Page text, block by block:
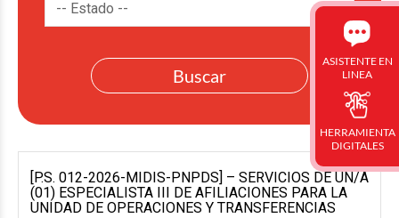
[P.S. 012-2026-MIDIS-PNPDS] – SERVICIOS DE UN/A
(01) ESPECIALISTA III DE AFILIACIONES PARA LA
UNIDAD DE OPERACIONES Y TRANSFERENCIAS
ASISTENTE EN
LINEA
HERRAMIENTA
DIGITALES